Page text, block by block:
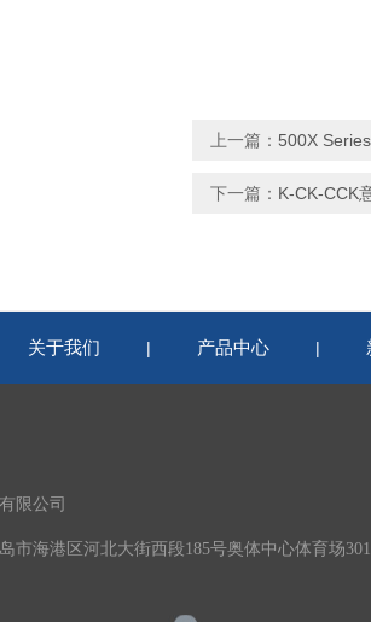
上一篇： 500X
下一篇： K-CK-CCK
关于我们 | 产品中心 |
限公司
市海港区河北大街西段185号奥体中心体育场